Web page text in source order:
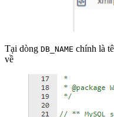
Tại dòng DB_NAME chính là
về